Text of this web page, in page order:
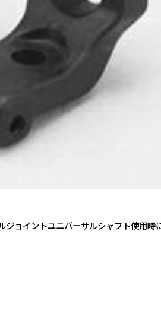
ョイントユニバーサルシャフト使用時